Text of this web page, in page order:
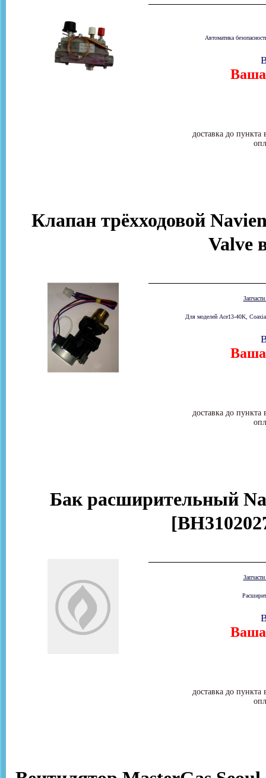
Автоматика
Ваша
доставка до
Клапан трёхходовой
Valve
Запчасти
Для моделей Ace13-40K,
Ваша
доставка до
Бак расширительный
Запчасти
Ваша
доставка до